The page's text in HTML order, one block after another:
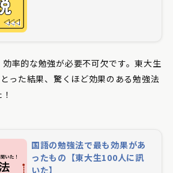
率的な勉強が必要不可欠です。東大生
った結果、驚くほど効果のある勉強法
国語の勉強法で最も効果があ
ったもの【東大生100人に訊
いた】